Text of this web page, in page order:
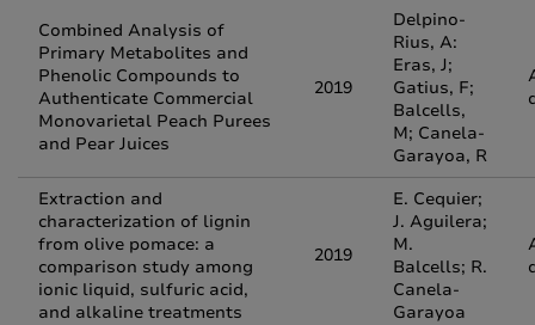
Combined Analysis of
Primary Metabolites and
Phenolic Compounds to
Authenticate Commercial
Monovarietal Peach Purees
and Pear Juices
2019
Delpino-
Rius, A:
Eras, J;
Gatius, F;
Balcells,
M; Canela-
Garayoa, R
Extraction and
characterization of lignin
from olive pomace: a
comparison study among
ionic liquid, sulfuric acid,
and alkaline treatments
2019
E. Cequier;
J. Aguilera;
M.
Balcells; R.
Canela-
Garayoa